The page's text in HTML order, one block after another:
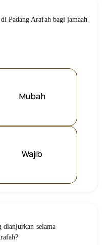
Padang Arafah bagi jamaah
Mubah
Wajib
dianjurkan selama